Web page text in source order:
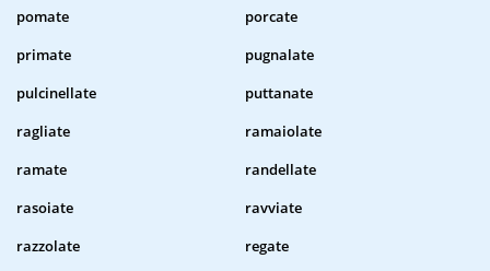
pomate
porcate
primate
pugnalate
pulcinellate
puttanate
ragliate
ramaiolate
ramate
randellate
rasoiate
ravviate
razzolate
regate